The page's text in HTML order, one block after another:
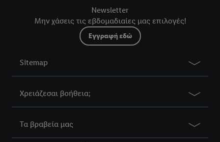
Newsletter
Μην χάσεις τις εβδομαδιαίες μας επιλογές!
Εγγραφή εδώ
Sitemap
Χρειάζεσαι βοήθεια;
Τα βραβεία μας